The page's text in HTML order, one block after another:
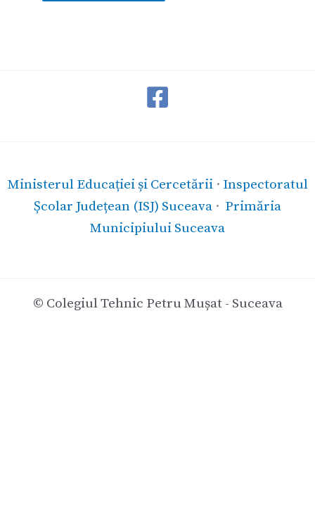
Ministerul Educației și Cercetării· Inspectoratul
Școlar Județean (ISJ) Suceava · Primăria
Municipiului Suceava
© Colegiul Tehnic Petru Mușat - Suceava